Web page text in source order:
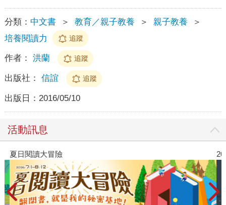
分類： 中文書 ＞ 教育／親子教養 ＞ 親子教養
＞
培養閱讀力
追蹤
作者： 洪蘭 追蹤
出版社： 信誼 追蹤
出版日： 2016/05/10
活動訊息
夏日閱讀大冒險